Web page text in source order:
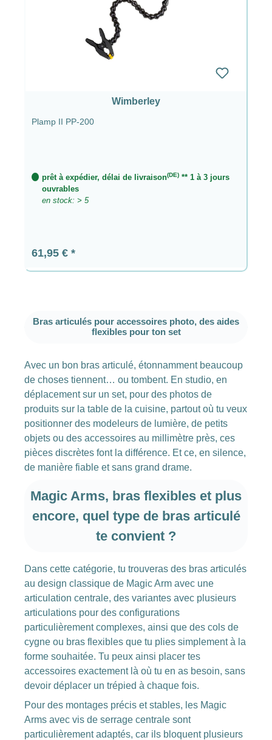
Wimberley
Plamp II PP-200
prêt à expédier, délai de livraison(DE) ** 1 à 3 jours
ouvrables
en stock: > 5
Prix régulier :
61,95 €
Bras articulés pour accessoires photo, des aides
flexibles pour ton set
Avec un bon bras articulé, étonnamment beaucoup
de choses tiennent… ou tombent. En studio, en
déplacement sur un set, pour des photos de
produits sur la table de la cuisine, partout où tu veux
positionner des modeleurs de lumière, de petits
objets ou des accessoires au millimètre près, ces
pièces discrètes font la différence. Et ce, en silence,
de manière fiable et sans grand drame.
Magic Arms, bras flexibles et plus
encore, quel type de bras articulé
te convient ?
Dans cette catégorie, tu trouveras des bras articulés
au design classique de Magic Arm avec une
articulation centrale, des variantes avec plusieurs
articulations pour des configurations
particulièrement complexes, ainsi que des cols de
cygne ou bras flexibles que tu plies simplement à la
forme souhaitée. Tu peux ainsi placer tes
accessoires exactement là où tu en as besoin, sans
devoir déplacer un trépied à chaque fois.
Pour des montages précis et stables, les Magic
Arms avec vis de serrage centrale sont
particulièrement adaptés, car ils bloquent plusieurs